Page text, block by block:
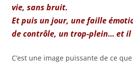
vie, sans bruit.
Et puis un jour, une faille
de contrôle, un trop-plein… et il
C’est une image puissante de ce